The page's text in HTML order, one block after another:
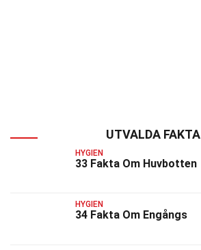
UTVALDA FAKTA
HYGIEN
33 Fakta Om Huvbotten
HYGIEN
34 Fakta Om Engångs